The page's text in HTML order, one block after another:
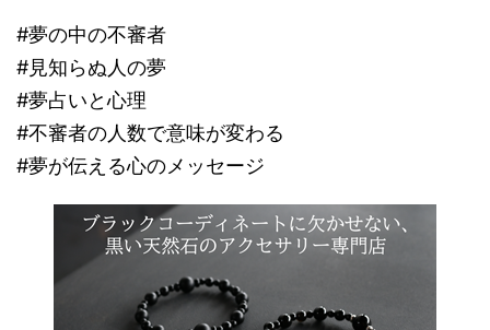
#夢の中の不審者
#見知らぬ人の夢
#夢占いと心理
#不審者の人数で意味が変わる
#夢が伝える心のメッセージ